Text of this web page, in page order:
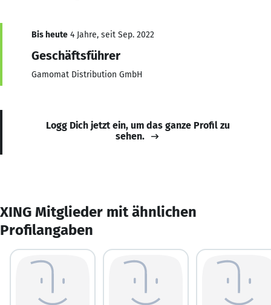
Bis heute 4 Jahre, seit Sep. 2022
Geschäftsführer
Gamomat Distribution GmbH
Logg Dich jetzt ein, um das ganze Profil zu
sehen.
XING Mitglieder mit ähnlichen
Profilangaben